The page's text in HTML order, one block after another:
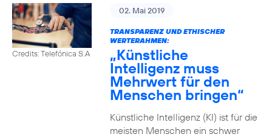
Credits: Telefónica S.A
02. Mai 2019
TRANSPARENZ UND ETHISCHER
WERTERAHMEN:
„Künstliche
Intelligenz muss
Mehrwert für den
Menschen bringen“
Künstliche Intelligenz (KI) ist für die
meisten Menschen ein schwer